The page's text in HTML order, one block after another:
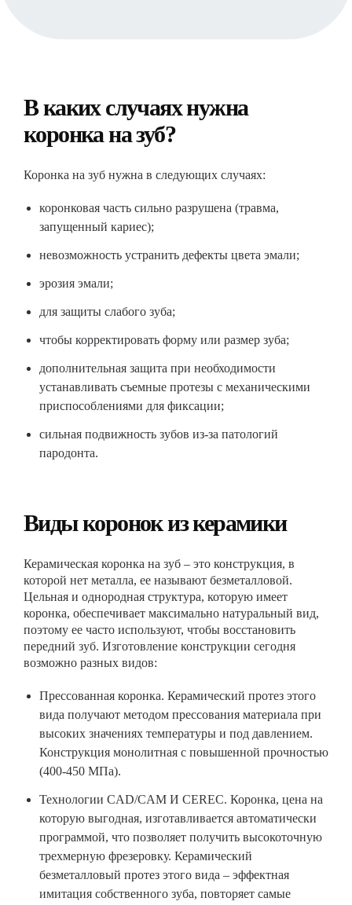
В каких случаях нужна
коронка на зуб?
Коронка на зуб нужна в следующих случаях:
коронковая часть сильно разрушена (травма,
запущенный кариес);
невозможность устранить дефекты цвета эмали;
эрозия эмали;
для защиты слабого зуба;
чтобы корректировать форму или размер зуба;
дополнительная защита при необходимости
устанавливать съемные протезы с механическими
приспособлениями для фиксации;
сильная подвижность зубов из-за патологий
пародонта.
Виды коронок из керамики
Керамическая коронка на зуб – это конструкция, в
которой нет металла, ее называют безметалловой.
Цельная и однородная структура, которую имеет
коронка, обеспечивает максимально натуральный вид,
поэтому ее часто используют, чтобы восстановить
передний зуб. Изготовление конструкции сегодня
возможно разных видов:
Прессованная коронка. Керамический протез этого
вида получают методом прессования материала при
высоких значениях температуры и под давлением.
Конструкция монолитная с повышенной прочностью
(400-450 МПа).
Технологии CAD/CAM И CEREC. Коронка, цена на
которую выгодная, изготавливается автоматически
программой, что позволяет получить высокоточную
трехмерную фрезеровку. Керамический
безметалловый протез этого вида – эффектная
имитация собственного зуба, повторяет самые